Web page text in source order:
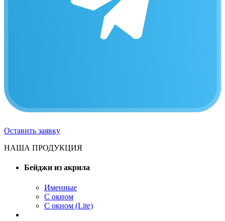
Оставить заявку
НАША ПРОДУКЦИЯ
Бейджи из акрила
Именные
С окном
С окном (Lite)